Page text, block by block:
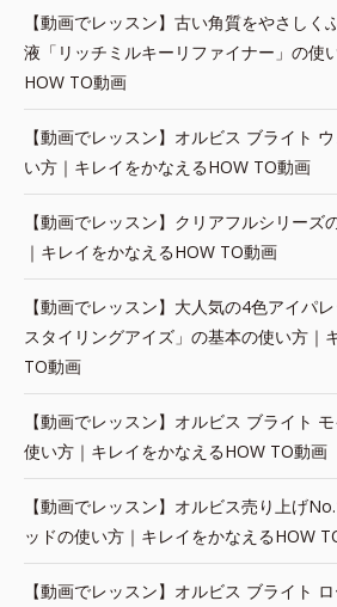
【動画でレッスン】古い角質をやさしく
液「リッチミルキーリファイナー」の使
HOW TO動画
【動画でレッスン】オルビス ブライト
い方｜キレイをかなえるHOW TO動画
【動画でレッスン】クリアフルシリーズ
｜キレイをかなえるHOW TO動画
【動画でレッスン】大人気の4色アイパ
スタイリングアイズ」の基本の使い方｜
TO動画
【動画でレッスン】オルビス ブライト
使い方｜キレイをかなえるHOW TO動画
【動画でレッスン】オルビス売り上げ
ッドの使い方｜キレイをかなえるHOW
【動画でレッスン】オルビス ブライト